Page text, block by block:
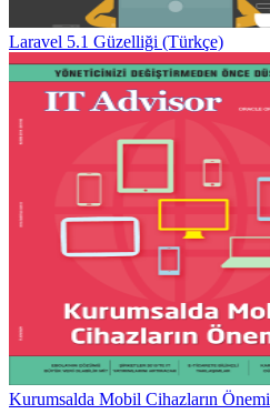
Laravel 5.1 Güzelliği (Türkçe)
Kurumsalda Mobil Cihazların Önemi